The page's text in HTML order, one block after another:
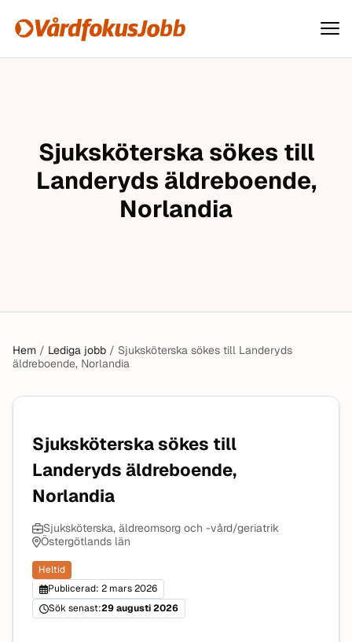
Hoppa till innehåll
Vårdfokusjobb
Sjuksköterska sökes till
Landeryds äldreboende,
Norlandia
Hem / Lediga jobb / Sjuksköterska sökes till Landeryds
äldreboende, Norlandia
Sjuksköterska sökes till
Landeryds äldreboende,
Norlandia
Sjuksköterska, äldreomsorg och -vård/geriatrik
Östergötlands län
Heltid
Publicerad: 2 mars 2026
Sök senast:29 augusti 2026